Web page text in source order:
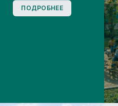
ПОДРОБНЕЕ